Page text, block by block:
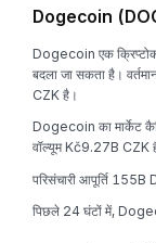
Dogecoin
Dogecoin एक
बदला जा सकता है।
CZK है।
Dogecoin का मार्केट
वॉल्यूम Kč9.27B CZK
परिसंचारी आपूर्ति 155B
पिछले 24 घंटों में,